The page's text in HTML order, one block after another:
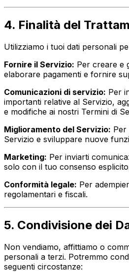
4. Finalità del
Utilizziamo i tuoi dati personali
Fornire il Servizio: Per creare e
elaborare pagamenti e fornire
Comunicazioni di servizio: Per
importanti relative al Servizio,
e modifiche ai nostri Termini di
Miglioramento del Servizio: Per
Servizio e sviluppare nuove
Marketing: Per inviarti
solo con il tuo consenso
Conformità legale: Per
regolamentari e fiscali.
5. Condivisione dei
Non vendiamo, affittiamo o
personali a terzi. Potremmo
seguenti circostanze: